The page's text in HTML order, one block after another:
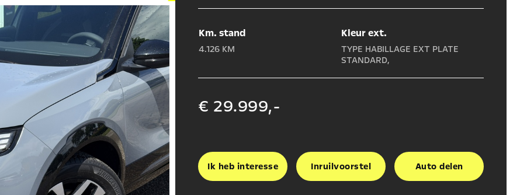
Km. stand
4.126 KM
Kleur ext.
TYPE HABILLAGE EXT PLATE
STANDARD,
€ 29.999,-
Ik heb interesse Inruilvoorstel Auto delen